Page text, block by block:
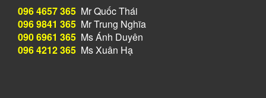
096 4657 365 Mr Quốc Thái
096 9841 365 Mr Trung Nghĩa
090 6961 365 Ms Ánh Duyên
096 4212 365 Ms Xuân Hạ